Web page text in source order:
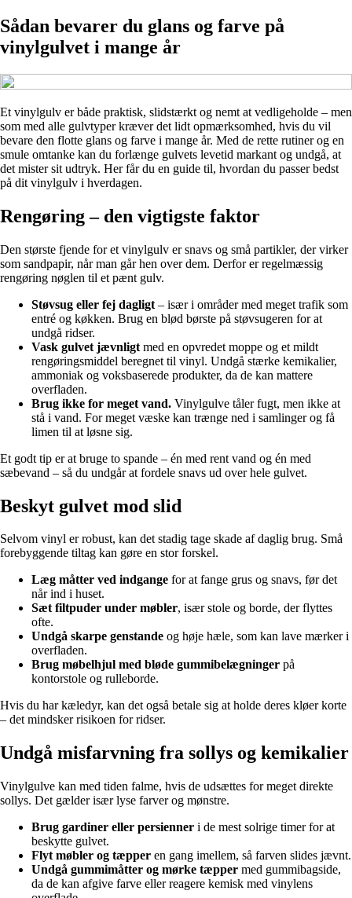
Sådan bevarer du glans og farve på
vinylgulvet i mange år
Et vinylgulv er både praktisk, slidstærkt og nemt at vedligeholde – men
som med alle gulvtyper kræver det lidt opmærksomhed, hvis du vil
bevare den flotte glans og farve i mange år. Med de rette rutiner og en
smule omtanke kan du forlænge gulvets levetid markant og undgå, at
det mister sit udtryk. Her får du en guide til, hvordan du passer bedst
på dit vinylgulv i hverdagen.
Rengøring – den vigtigste faktor
Den største fjende for et vinylgulv er snavs og små partikler, der virker
som sandpapir, når man går hen over dem. Derfor er regelmæssig
rengøring nøglen til et pænt gulv.
Støvsug eller fej dagligt – især i områder med meget trafik som
entré og køkken. Brug en blød børste på støvsugeren for at
undgå ridser.
Vask gulvet jævnligt med en opvredet moppe og et mildt
rengøringsmiddel beregnet til vinyl. Undgå stærke kemikalier,
ammoniak og voksbaserede produkter, da de kan mattere
overfladen.
Brug ikke for meget vand. Vinylgulve tåler fugt, men ikke at
stå i vand. For meget væske kan trænge ned i samlinger og få
limen til at løsne sig.
Et godt tip er at bruge to spande – én med rent vand og én med
sæbevand – så du undgår at fordele snavs ud over hele gulvet.
Beskyt gulvet mod slid
Selvom vinyl er robust, kan det stadig tage skade af daglig brug. Små
forebyggende tiltag kan gøre en stor forskel.
Læg måtter ved indgange for at fange grus og snavs, før det
når ind i huset.
Sæt filtpuder under møbler, især stole og borde, der flyttes
ofte.
Undgå skarpe genstande og høje hæle, som kan lave mærker i
overfladen.
Brug møbelhjul med bløde gummibelægninger på
kontorstole og rulleborde.
Hvis du har kæledyr, kan det også betale sig at holde deres kløer korte
– det mindsker risikoen for ridser.
Undgå misfarvning fra sollys og kemikalier
Vinylgulve kan med tiden falme, hvis de udsættes for meget direkte
sollys. Det gælder især lyse farver og mønstre.
Brug gardiner eller persienner i de mest solrige timer for at
beskytte gulvet.
Flyt møbler og tæpper en gang imellem, så farven slides jævnt.
Undgå gummimåtter og mørke tæpper med gummibagside,
da de kan afgive farve eller reagere kemisk med vinylens